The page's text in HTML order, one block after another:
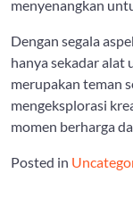
menyenangkan
Dengan segala
hanya sekadar alat
merupakan teman
mengeksplorasi
momen berharga
Posted in